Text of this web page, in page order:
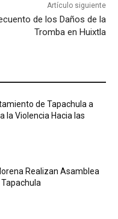
Artículo siguiente
de los Daños de la
Tromba en Huixtla
de Tapachula a
la Violencia Hacia las
Realizan Asamblea